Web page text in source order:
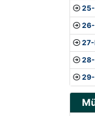
25-
26-
27-
28-
29-